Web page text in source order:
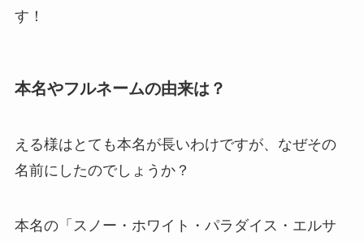
す！
本名やフルネームの由来は？
える様はとても本名が長いわけですが、なぜその
名前にしたのでしょうか？
本名の「スノー・ホワイト・パラダイス・エルサ